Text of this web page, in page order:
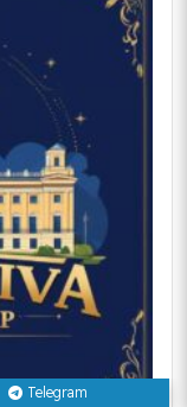
Telegram